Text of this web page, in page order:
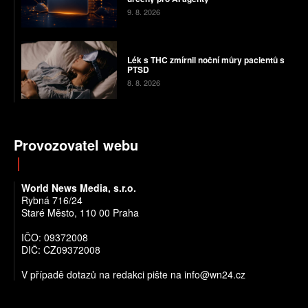
9. 8. 2026
Lék s THC zmírnil noční můry pacientů s
PTSD
8. 8. 2026
Provozovatel webu
World News Media, s.r.o.
Rybná 716/24
Staré Město, 110 00 Praha
IČO: 09372008
DIČ: CZ09372008
V případě dotazů na redakci pište na info@wn24.cz